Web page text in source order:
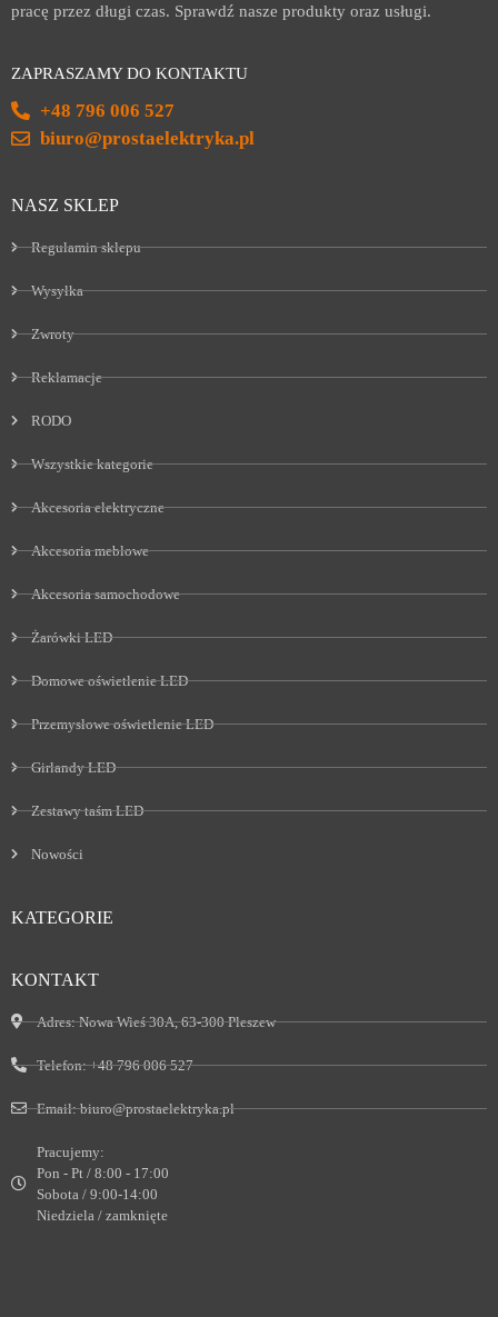
pracę przez długi czas. Sprawdź nasze produkty oraz usługi.
ZAPRASZAMY DO KONTAKTU
+48 796 006 527
biuro@prostaelektryka.pl
NASZ SKLEP
Regulamin sklepu
Wysyłka
Zwroty
Reklamacje
RODO
Wszystkie kategorie
Akcesoria elektryczne
Akcesoria meblowe
Akcesoria samochodowe
Żarówki LED
Domowe oświetlenie LED
Przemysłowe oświetlenie LED
Girlandy LED
Zestawy taśm LED
Nowości
KATEGORIE
KONTAKT
Adres:Nowa Wieś 30A, 63-300 Pleszew
Telefon:+48 796 006 527
Email:biuro@prostaelektryka.pl
Pracujemy:
Pon - Pt / 8:00 - 17:00
Sobota / 9:00-14:00
Niedziela / zamknięte